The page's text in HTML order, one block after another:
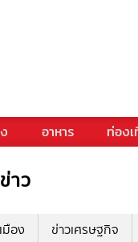
อาหาร ท่อง
ข่าว
มือง ข่าวเศรษฐกิจ